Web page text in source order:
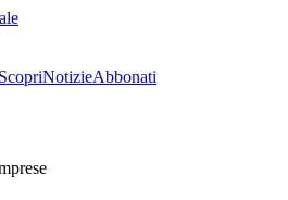
ScopriNotizieAbbonati